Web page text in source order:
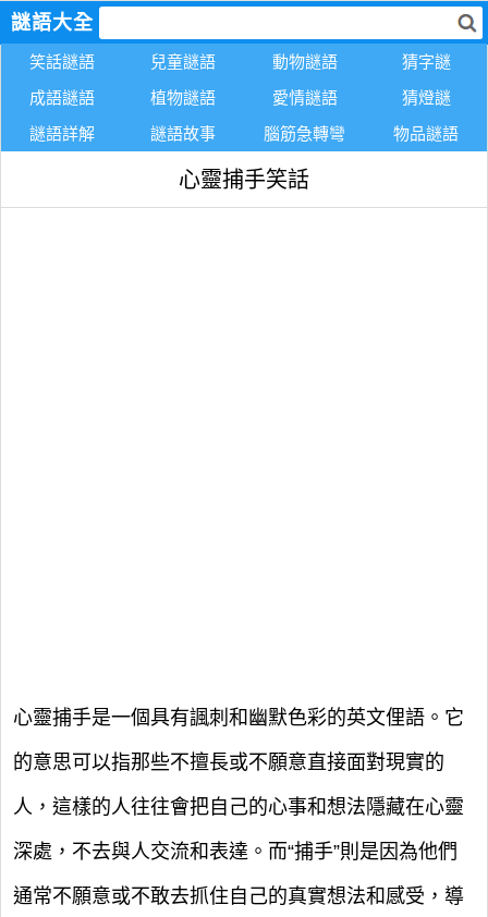
謎語大全
笑話謎語 兒童謎語 動物謎語
猜字謎
成語謎語
植物謎語 愛情謎語
猜燈謎
謎語詳解
謎語故事 腦筋急轉彎 物品謎語
心靈捕手笑話
心靈捕手是一個具有諷刺和幽默色彩的英文俚語。它
的意思可以指那些不擅長或不願意直接面對現實的
人，這樣的人往往會把自己的心事和想法隱藏在心靈
深處，不去與人交流和表達。而“捕手”則是因為他們
通常不願意或不敢去抓住自己的真實想法和感受，導